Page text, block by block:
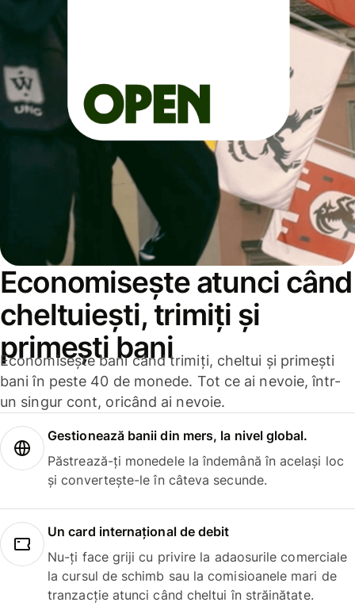
Economisește atunci când
cheltuiești, trimiți și
primești bani
Economisește bani când trimiți, cheltui și primești
bani în peste 40 de monede. Tot ce ai nevoie, într-
un singur cont, oricând ai nevoie.
Gestionează banii din mers, la nivel global.
Păstrează-ți monedele la îndemână în același loc
și convertește-le în câteva secunde.
Un card internațional de debit
Nu-ți face griji cu privire la adaosurile comerciale
la cursul de schimb sau la comisioanele mari de
tranzacție atunci când cheltui în străinătate.